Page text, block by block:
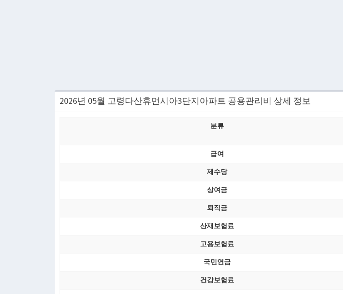
2026년 05월 고령다산휴먼시아3단지아파트 공용관리비 상세 정보
분류
급여
제수당
상여금
퇴직금
산재보험료
고용보험료
국민연금
건강보험료